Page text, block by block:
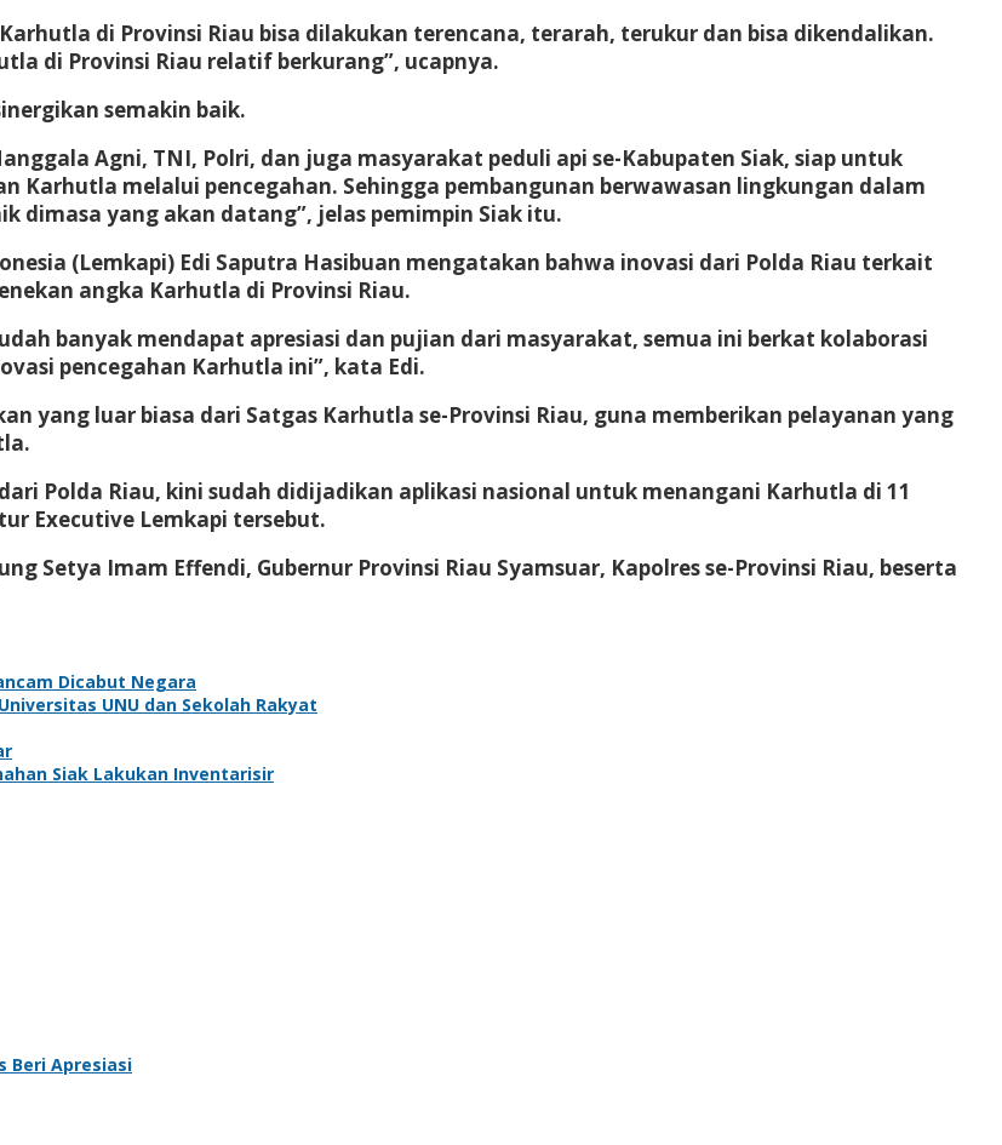
di Provinsi Riau bisa dilakukan terencana, terarah, terukur dan bisa dikendalikan.
di Provinsi Riau relatif berkurang”, ucapnya.
semakin baik.
Agni, TNI, Polri, dan juga masyarakat peduli api se-Kabupaten Siak, siap untuk
Karhutla melalui pencegahan. Sehingga pembangunan berwawasan lingkungan dalam
dimasa yang akan datang”, jelas pemimpin Siak itu.
(Lemkapi) Edi Saputra Hasibuan mengatakan bahwa inovasi dari Polda Riau terkait
angka Karhutla di Provinsi Riau.
banyak mendapat apresiasi dan pujian dari masyarakat, semua ini berkat kolaborasi
pencegahan Karhutla ini”, kata Edi.
yang luar biasa dari Satgas Karhutla se-Provinsi Riau, guna memberikan pelayanan yang
Polda Riau, kini sudah didijadikan aplikasi nasional untuk menangani Karhutla di 11
Executive Lemkapi tersebut.
Setya Imam Effendi, Gubernur Provinsi Riau Syamsuar, Kapolres se-Provinsi Riau, beserta
Dicabut Negara
UNU dan Sekolah Rakyat
Siak Lakukan Inventarisir
Beri Apresiasi